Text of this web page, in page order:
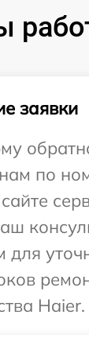
заявки
по
для
Haier.